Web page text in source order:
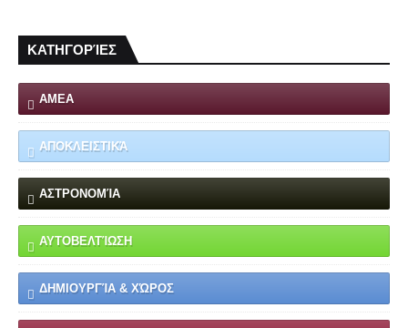
ΚΑΤΗΓΟΡΊΕΣ
ΑΜΕΑ
ΑΠΟΚΛΕΙΣΤΙΚΆ
ΑΣΤΡΟΝΟΜΊΑ
ΑΥΤΟΒΕΛΤΊΩΣΗ
ΔΗΜΙΟΥΡΓΊΑ & ΧΏΡΟΣ